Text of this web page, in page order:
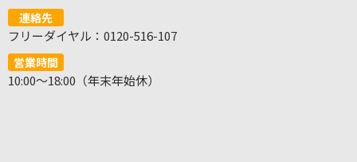
連絡先
フリーダイヤル：0120-516-107
営業時間
10:00～18:00（年末年始休）